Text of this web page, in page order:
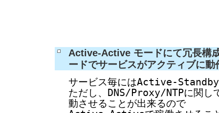
Active-Active モードにて冗長構
ードでサービスがアクティブに
サービス毎にはActive-Standby
ただし、DNS/Proxy/NTPに関し
動させることが出来るので